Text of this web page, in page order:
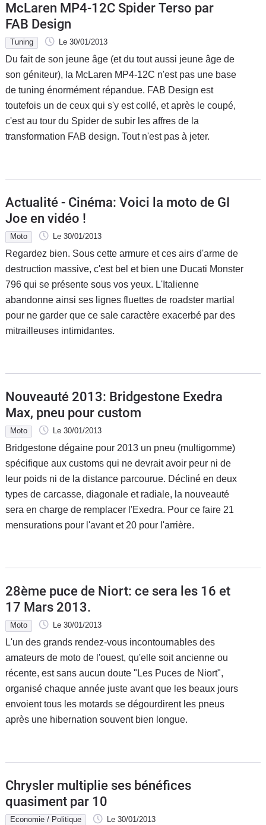
McLaren MP4-12C Spider Terso par
FAB Design
Tuning Le 30/01/2013
Du fait de son jeune âge (et du tout aussi jeune âge de
son géniteur), la McLaren MP4-12C n'est pas une base
de tuning énormément répandue. FAB Design est
toutefois un de ceux qui s'y est collé, et après le coupé,
c'est au tour du Spider de subir les affres de la
transformation FAB design. Tout n'est pas à jeter.
Actualité - Cinéma: Voici la moto de GI
Joe en vidéo !
Moto Le 30/01/2013
Regardez bien. Sous cette armure et ces airs d'arme de
destruction massive, c'est bel et bien une Ducati Monster
796 qui se présente sous vos yeux. L'Italienne
abandonne ainsi ses lignes fluettes de roadster martial
pour ne garder que ce sale caractère exacerbé par des
mitrailleuses intimidantes.
Nouveauté 2013: Bridgestone Exedra
Max, pneu pour custom
Moto Le 30/01/2013
Bridgestone dégaine pour 2013 un pneu (multigomme)
spécifique aux customs qui ne devrait avoir peur ni de
leur poids ni de la distance parcourue. Décliné en deux
types de carcasse, diagonale et radiale, la nouveauté
sera en charge de remplacer l'Exedra. Pour ce faire 21
mensurations pour l'avant et 20 pour l'arrière.
28ème puce de Niort: ce sera les 16 et
17 Mars 2013.
Moto Le 30/01/2013
L'un des grands rendez-vous incontournables des
amateurs de moto de l'ouest, qu'elle soit ancienne ou
récente, est sans aucun doute "Les Puces de Niort",
organisé chaque année juste avant que les beaux jours
envoient tous les motards se dégourdirent les pneus
après une hibernation souvent bien longue.
Chrysler multiplie ses bénéfices
quasiment par 10
Economie / Politique Le 30/01/2013